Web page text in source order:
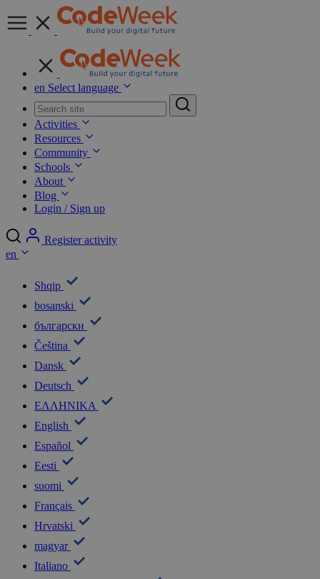
en Select language
Activities
Resources
Community
Schools
About
Blog
Login / Sign up
Register activity
en
Shqip
bosanski
български
Čeština
Dansk
Deutsch
ΕΛΛΗΝΙΚΑ
English
Español
Eesti
suomi
Français
Hrvatski
magyar
Italiano